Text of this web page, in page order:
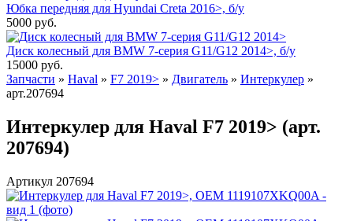
Юбка передняя для Hyundai Creta 2016>, б/у
5000 руб.
Диск колесный для BMW 7-серия G11/G12 2014>, б/у
15000 руб.
Запчасти » Haval » F7 2019> » Двигатель » Интеркулер »
арт.207694
Интеркулер для Haval F7 2019> (арт.
207694)
Артикул 207694